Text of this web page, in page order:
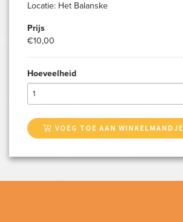
Locatie: Het Balanske
Prijs
€10,00
Hoeveelheid
1
VOEG TOE AAN WINKELMANDJE